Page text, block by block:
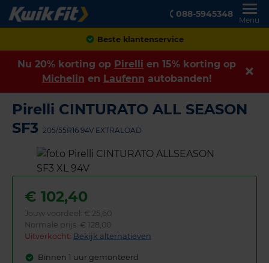
088-5945348
Menu
Achteraf betalen
Nu 20% korting op Pirelli en 15% korting op
Michelin en Laufenn autobanden!
Pirelli CINTURATO ALL SEASON
SF3 205/55R16 94V EXTRALOAD
€ 102,40
Jouw voordeel: € 25,60
Normale prijs: € 128,00
Uitverkocht: Bekijk alternatieven
Binnen 1 uur gemonteerd